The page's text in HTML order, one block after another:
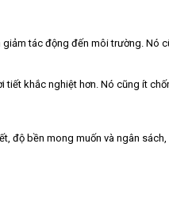
giảm tác động đến môi trường. Nó
tiết khắc nghiệt hơn. Nó cũng ít
độ bền mong muốn và ngân sách,